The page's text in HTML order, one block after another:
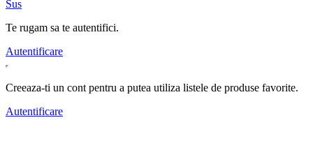
Sus
Te rugam sa te autentifici.
Autentificare
Creeaza-ti un cont pentru a putea utiliza listele de produse favorite.
Autentificare